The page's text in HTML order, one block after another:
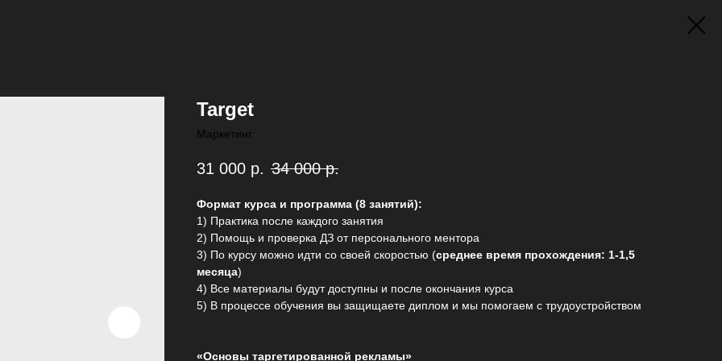
Target
Маркетинг
31 000 р. 34 000 р.
Формат курса и программа (8 занятий):
1) Практика после каждого занятия
2) Помощь и проверка ДЗ от персонального ментора
3) По курсу можно идти со своей скоростью (среднее время прохождения: 1-1,5
месяца)
4) Все материалы будут доступны и после окончания курса
5) В процессе обучения вы защищаете диплом и мы помогаем с трудоустройством
«Основы таргетированной рекламы»